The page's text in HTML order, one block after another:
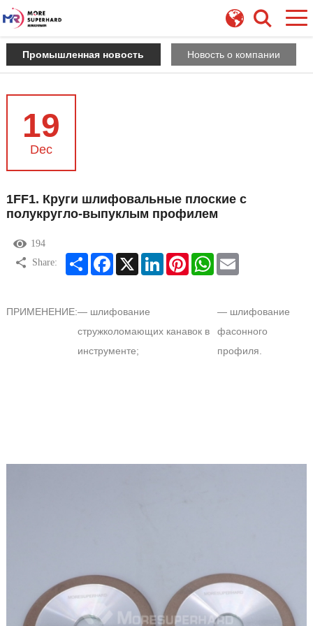
Промышленная новость Новость о компании
19
Dec
1FF1. Круги шлифовальные плоские с
полукругло-выпуклым профилем
194
Share:
Share Facebook LinkedIn Pinterest WhatsApp
ПРИМЕНЕНИЕ:— шлифование
стружколомающих канавок в
инструменте;
— шлифование
фасонного
профиля.